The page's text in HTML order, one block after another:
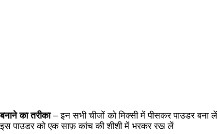
बनाने का तरीका– इन सभी चीजों को मिक्सी में पीसकर पाउडर बना लें
इस पाउडर को एक साफ़ कांच की शीशी में भरकर रख लें